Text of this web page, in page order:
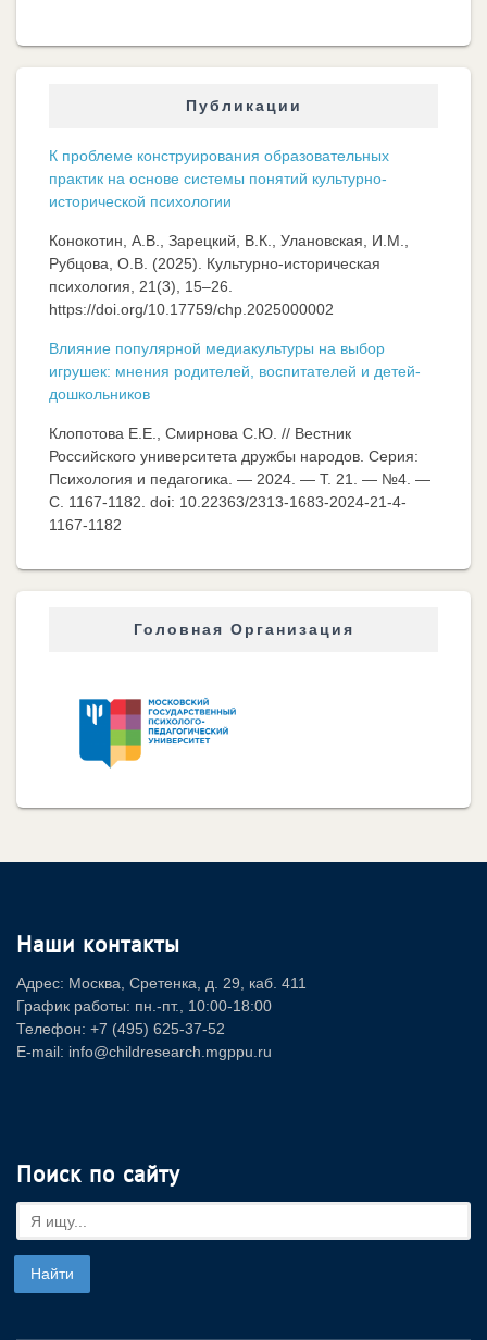
Публикации
К проблеме конструирования образовательных
практик на основе системы понятий культурно-
исторической психологии
Конокотин, А.В., Зарецкий, В.К., Улановская, И.М.,
Рубцова, О.В. (2025). Культурно-историческая
психология, 21(3), 15–26.
https://doi.org/10.17759/chp.2025000002
Влияние популярной медиакультуры на выбор
игрушек: мнения родителей, воспитателей и детей-
дошкольников
Клопотова Е.Е., Смирнова С.Ю. // Вестник
Российского университета дружбы народов. Серия:
Психология и педагогика. — 2024. — Т. 21. — №4. —
C. 1167-1182. doi: 10.22363/2313-1683-2024-21-4-
1167-1182
Головная Организация
Наши контакты
Адрес: Москва, Сретенка, д. 29, каб. 411
График работы: пн.-пт., 10:00-18:00
Телефон: +7 (495) 625-37-52
E-mail: info@childresearch.mgppu.ru
Поиск по сайту